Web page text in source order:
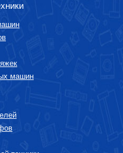
машин